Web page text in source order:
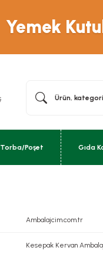
Yemek
Torba/Poşet Gıda
Ambalajcim.com.tr
Kesepak Kervan